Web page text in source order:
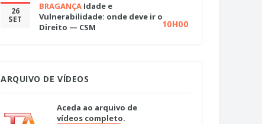
26
SET
BRAGANÇA Idade e
Vulnerabilidade: onde deve ir o
Direito — CSM
10H00
ARQUIVO DE VÍDEOS
Aceda ao arquivo de
vídeos completo.